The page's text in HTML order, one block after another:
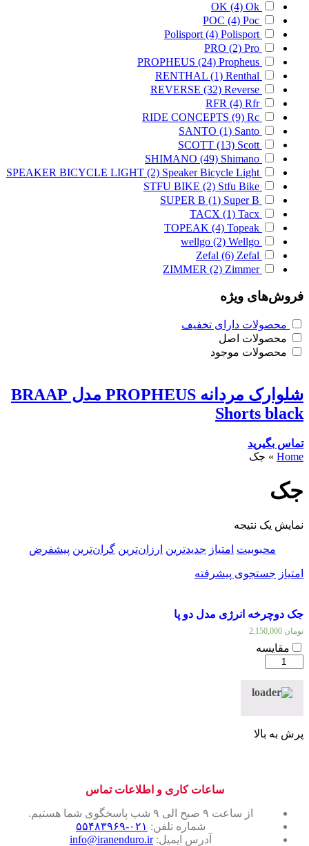
OK (4) Ok
POC (4) Poc
Polisport (4) Polisport
PRO (2) Pro
PROPHEUS (24) Propheus
RENTHAL (1) Renthal
REVERSE (32) Reverse
RFR (4) Rfr
RIDE CONCEPTS (9) Rc
SANTO (1) Santo
SCOTT (13) Scott
SHIMANO (49) Shimano
SPEAKER BICYCLE LIGHT (2) Speaker Bicycle Light
STFU BIKE (2) Stfu Bike
SUPER B (1) Super B
TACX (1) Tacx
TOPEAK (4) Topeak
wellgo (2) Wellgo
Zefal (6) Zefal
ZIMMER (2) Zimmer
فروش‌های ویژه
محصولات دارای تخفیف
محصولات اصل
محصولات موجود
شلوارک مردانه PROPHEUS مدل BRAAP
Shorts black
تماس بگیرید
Home
» جک
جک
نمایش یک نتیجه
محبوبیت امتیاز جدیدترین ارزان‌ترین گران‌ترین پیشفرض
امتیاز جستجوی پیشرفته
جک دوچرخه انرژی مدل دو پا
تومان
مقایسه
انرژی
مدل
عدد
پرش به بالا
ساعات کاری و اطلاعات تماس
از ساعت ۹ صبح الی ۹ شب پاسخگوی شما هستیم.
شماره تلفن: ۰۲۱-۵۵۴۸۳۹۶۹
آدرس ایمیل:info@iranenduro.ir